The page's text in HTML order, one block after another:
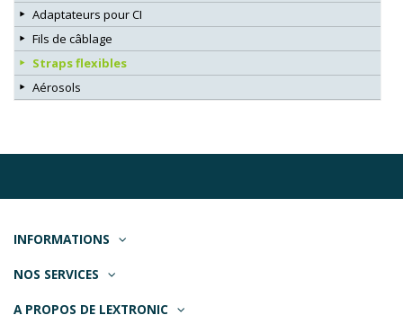
Adaptateurs pour CI
Fils de câblage
Straps flexibles
Aérosols
INFORMATIONS
NOS SERVICES
A PROPOS DE LEXTRONIC